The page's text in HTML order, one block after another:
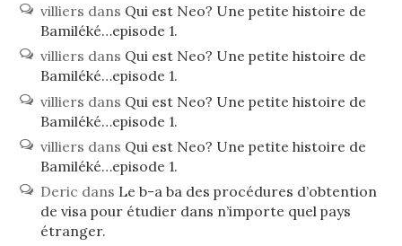
villiers dans Qui est Neo? Une petite histoire de
Bamiléké…episode 1.
villiers dans Qui est Neo? Une petite histoire de
Bamiléké…episode 1.
villiers dans Qui est Neo? Une petite histoire de
Bamiléké…episode 1.
villiers dans Qui est Neo? Une petite histoire de
Bamiléké…episode 1.
Deric dans Le b-a ba des procédures d’obtention
de visa pour étudier dans n’importe quel pays
étranger.